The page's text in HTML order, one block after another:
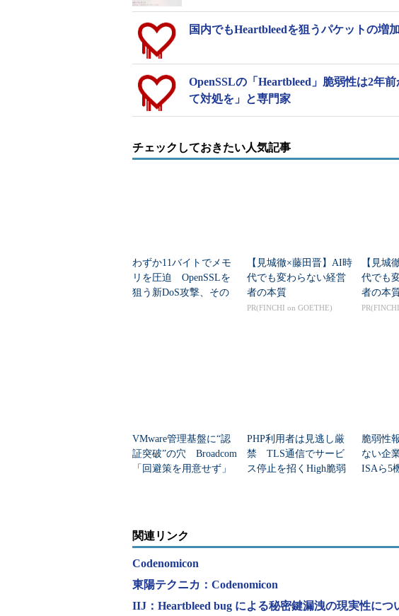
問題があり、通信相手からメモリ上の情報を盗み見
は、SSL通信用の秘密鍵やセッション情報などが漏
この脆弱性について検証した「Cloudflare
やタイミングによって、メモリ上の情報を抜き取る
試行を繰り返す必要があったという。
暗号研究の成果によって、秘密鍵を奪取するには「
Codenomiconのキム氏も、重要な情報を盗み出す
ため難しく、必要以上におびえる必要はないとしな
夫”とは言えない」と述べる。同社ではこの脆弱性
ンドのナショナルCERTに報告した。
例えば2014年2月、アップルのiOSとOS XのSSL／
深刻な脆弱性が見つかり、修正された。ソースコ
おそらくプログラマーの“コピペミス”に起因するも
ックをすべき」とキム氏は述べる。
浮上したからといって、古いバージョンを使い続け
ろ、見つかった脆弱性は氷山の一角であり、今後も
国内でもHeartbleedを狙うパケットの増
OpenSSLの「Heartbleed」脆弱性は2年
て対処を」と専門家
チェックしておきたい人気記事
わずか11バイトでメモ
リを圧迫 OpenSSLを
狙う新DoS攻撃、その
【見城徹×藤田晋】AI時
代でも変わらない経営
者の本質
PR(FINCHI on GOETHE)
【見城
代でも
者の本
VMware管理基盤に“認
証突破”の穴 Broadcom
「回避策を用意せず」
PHP利用者は見逃し厳
禁 TLS通信でサービ
ス停止を招くHigh脆弱
脆弱性
ない企
ISAら5
関連リンク
Codenomicon
東陽テクニカ：Codenomicon
IIJ：Heartbleed bug による秘密鍵漏洩の現実性につ